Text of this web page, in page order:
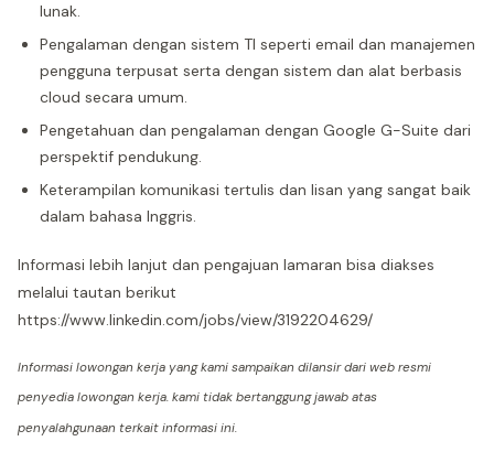
lunak.
Pengalaman dengan sistem TI seperti email dan manajemen
pengguna terpusat serta dengan sistem dan alat berbasis
cloud secara umum.
Pengetahuan dan pengalaman dengan Google G-Suite dari
perspektif pendukung.
Keterampilan komunikasi tertulis dan lisan yang sangat baik
dalam bahasa Inggris.
Informasi lebih lanjut dan pengajuan lamaran bisa diakses
melalui tautan berikut
https://www.linkedin.com/jobs/view/3192204629/
Informasi lowongan kerja yang kami sampaikan dilansir dari web resmi
penyedia lowongan kerja. kami tidak bertanggung jawab atas
penyalahgunaan terkait informasi ini.